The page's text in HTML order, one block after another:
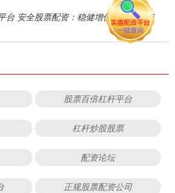
台 安全股票配资：稳健增值，安心投资
股票百倍杠杆平台
杠杆炒股股票
配资论坛
正规股票配资公司